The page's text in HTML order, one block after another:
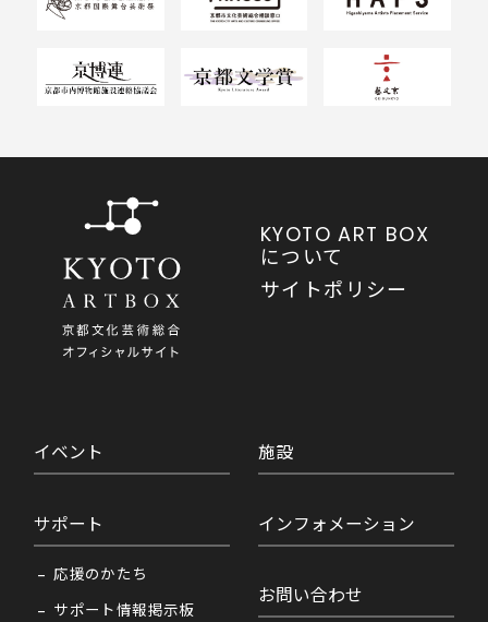
KYOTO ART BOX
について
サイトポリシー
イベント
サポート
応援のかたち
サポート情報掲示板
施設
インフォメーション
お問い合わせ